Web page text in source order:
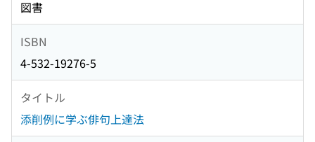
図書
ISBN
4-532-19276-5
タイトル
添削例に学ぶ俳句上達法